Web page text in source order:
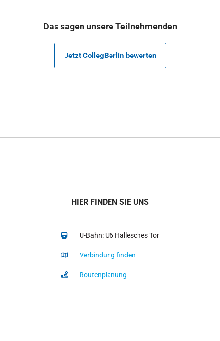
Das sagen unsere Teilnehmenden
Jetzt CollegBerlin bewerten
HIER FINDEN SIE UNS
U-Bahn: U6 Hallesches Tor
Verbindung finden
Routenplanung